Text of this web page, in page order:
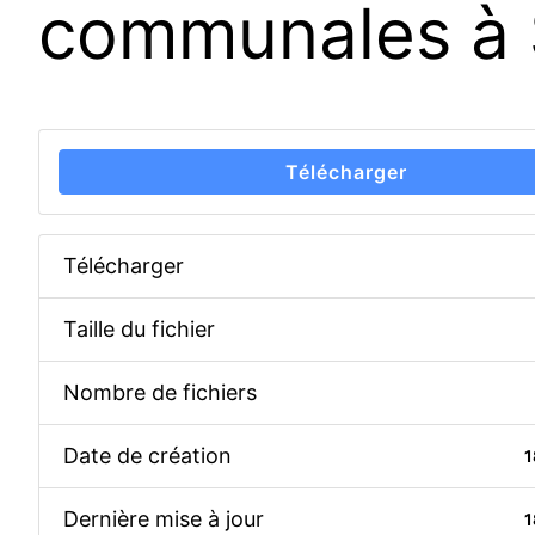
communales
Télécharger
Télécharger
Taille du fichier
Nombre de fichiers
Date de création
Dernière mise à jour